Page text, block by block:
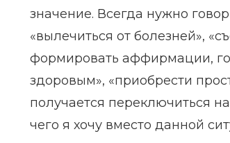
значение. Всегда нужно
«вылечиться от болезней»,
формировать аффирмации,
здоровым», «приобрести
получается переключиться
чего я хочу вместо данной